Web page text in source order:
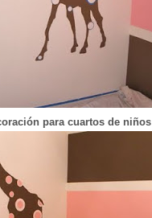
para cuartos de niños